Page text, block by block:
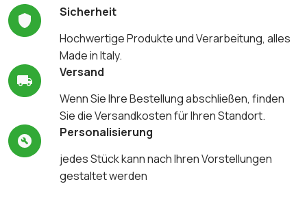
Sicherheit
Hochwertige Produkte und Verarbeitung, alles
Made in Italy.
Versand
Wenn Sie Ihre Bestellung abschließen, finden
Sie die Versandkosten für Ihren Standort.
Personalisierung
jedes Stück kann nach Ihren Vorstellungen
gestaltet werden